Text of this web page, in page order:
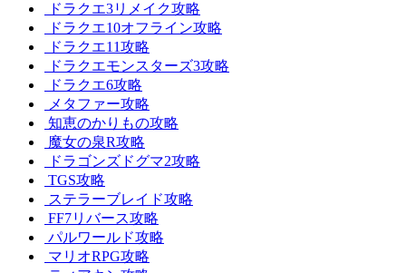
ドラクエ3リメイク攻略
ドラクエ10オフライン攻略
ドラクエ11攻略
ドラクエモンスターズ3攻略
ドラクエ6攻略
メタファー攻略
知恵のかりもの攻略
魔女の泉R攻略
ドラゴンズドグマ2攻略
TGS攻略
ステラーブレイド攻略
FF7リバース攻略
パルワールド攻略
マリオRPG攻略